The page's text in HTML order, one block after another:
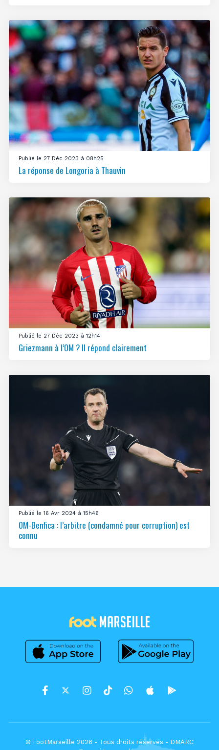
Publié le 27 Déc 2023 à 08h25
La réponse de Longoria à Thauvin
Publié le 27 Déc 2023 à 12h14
Griezmann à l’OM ? Il répond clairement
Publié le 16 Avr 2024 à 15h46
OM-Benfica : l’arbitre (condamné pour corruption) est
connu
© FootMarseille 2026 - Tous droits réservés - DMARC